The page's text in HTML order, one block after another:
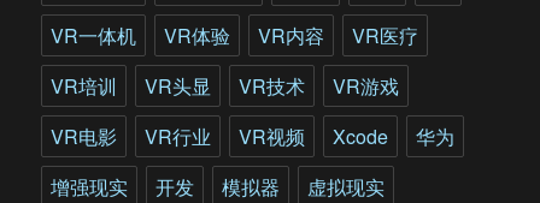
VR一体机
VR体验 VR内容
VR医疗
VR培训
VR头显 VR技术
VR游戏
VR电影
VR行业 VR视频 Xcode
华为
增强现实
开发 模拟器 虚拟现实